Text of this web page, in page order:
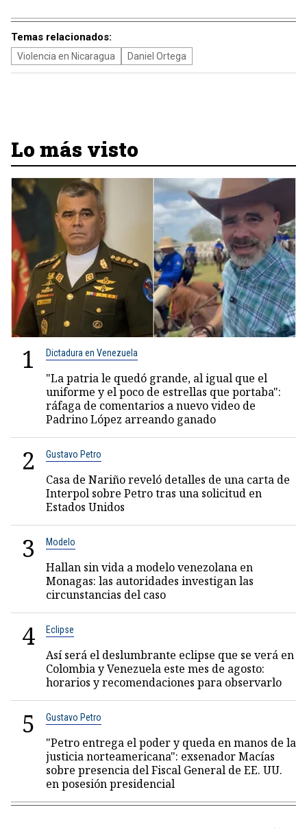
Temas relacionados:
Violencia en Nicaragua Daniel Ortega
Lo más visto
1 Dictadura en Venezuela
"La patria le quedó grande, al igual que el
uniforme y el poco de estrellas que portaba":
ráfaga de comentarios a nuevo video de
Padrino López arreando ganado
2 Gustavo Petro
Casa de Nariño reveló detalles de una carta de
Interpol sobre Petro tras una solicitud en
Estados Unidos
3 Modelo
Hallan sin vida a modelo venezolana en
Monagas: las autoridades investigan las
circunstancias del caso
4 Eclipse
Así será el deslumbrante eclipse que se verá en
Colombia y Venezuela este mes de agosto:
horarios y recomendaciones para observarlo
5 Gustavo Petro
"Petro entrega el poder y queda en manos de la
justicia norteamericana": exsenador Macías
sobre presencia del Fiscal General de EE. UU.
en posesión presidencial